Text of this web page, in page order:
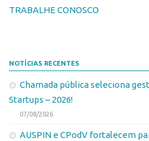
TRABALHE CONOSCO
NOTÍCIAS RECENTES
Chamada pública seleciona
Startups – 2026!
07/08/2026
AUSPIN e CPodV fortalecem